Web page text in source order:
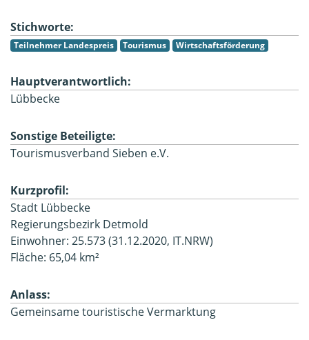
Stichworte:
Teilnehmer Landespreis Tourismus Wirtschaftsförderung
Hauptverantwortlich:
Lübbecke
Sonstige Beteiligte:
Tourismusverband Sieben e.V.
Kurzprofil:
Stadt Lübbecke
Regierungsbezirk Detmold
Einwohner: 25.573 (31.12.2020, IT.NRW)
Fläche: 65,04 km²
Anlass:
Gemeinsame touristische Vermarktung